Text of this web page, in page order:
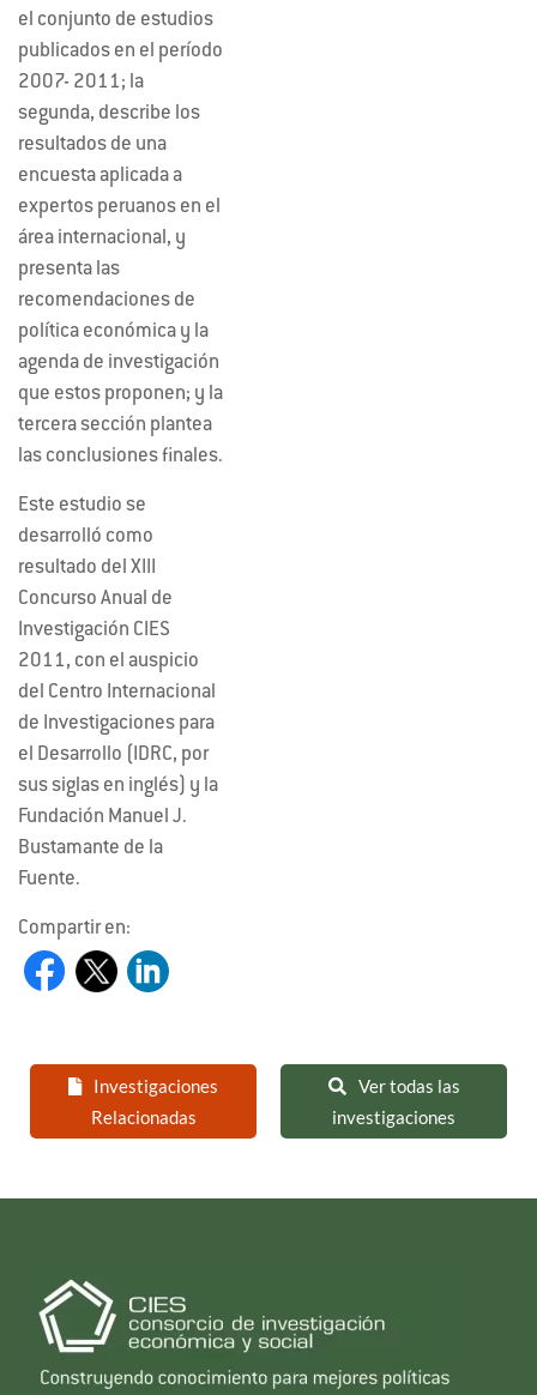
el conjunto de estudios
publicados en el período
2007- 2011; la
segunda, describe los
resultados de una
encuesta aplicada a
expertos peruanos en el
área internacional, y
presenta las
recomendaciones de
política económica y la
agenda de investigación
que estos proponen; y la
tercera sección plantea
las conclusiones finales.
Este estudio se
desarrolló como
resultado del XIII
Concurso Anual de
Investigación CIES
2011, con el auspicio
del Centro Internacional
de Investigaciones para
el Desarrollo (IDRC, por
sus siglas en inglés) y la
Fundación Manuel J.
Bustamante de la
Fuente.
Compartir en:
Investigaciones
Relacionadas
Ver todas las
investigaciones